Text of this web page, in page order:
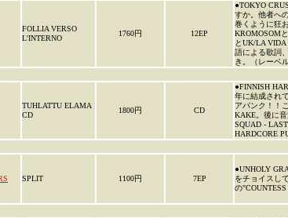
FOLLIA VERSO
L'INTERNO
1760円 12EP
●TOKYO
すか。他者へ
巻くように狂
KROMOSOM
とUK/LA
語による歌詞
き。（レーベ
TUHLATTU ELAMA
CD
1800円 CD
●FINNISH
年に結成され
アパンク！！
KAKE。後に
SQUAD -
HARDCORE
SPLIT 1100円 7EP
●UNHOLY
をチョイスし
の